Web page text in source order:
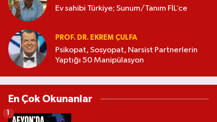
Ev sahibi Türkiye; Sunum/Tanım FİL’ce
PROF. DR. EKREM ÇULFA
Psikopat, Sosyopat, Narsist Partnerlerin
Yaptığı 50 Manipülasyon
En Çok Okunanlar
1